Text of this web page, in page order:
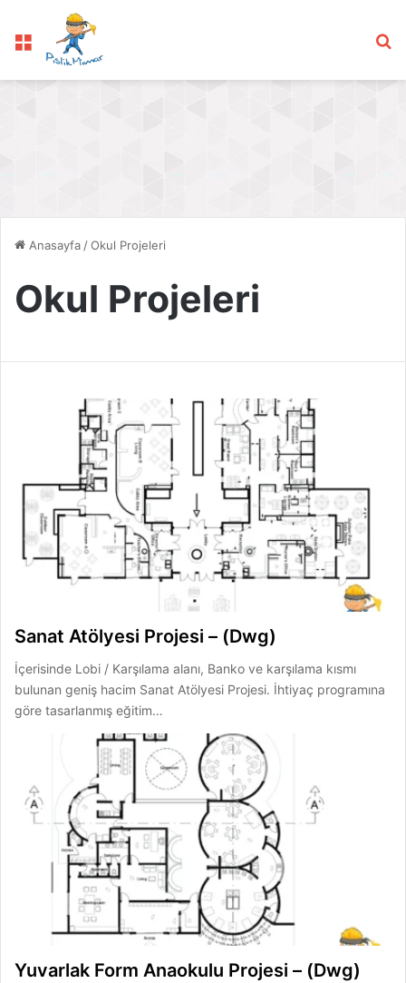
Menü
Anasayfa /Okul Projeleri
Okul Projeleri
Sanat Atölyesi Projesi – (Dwg)
İçerisinde Lobi / Karşılama alanı, Banko ve karşılama kısmı
bulunan geniş hacim Sanat Atölyesi Projesi. İhtiyaç programına
göre tasarlanmış eğitim…
Yuvarlak Form Anaokulu Projesi – (Dwg)